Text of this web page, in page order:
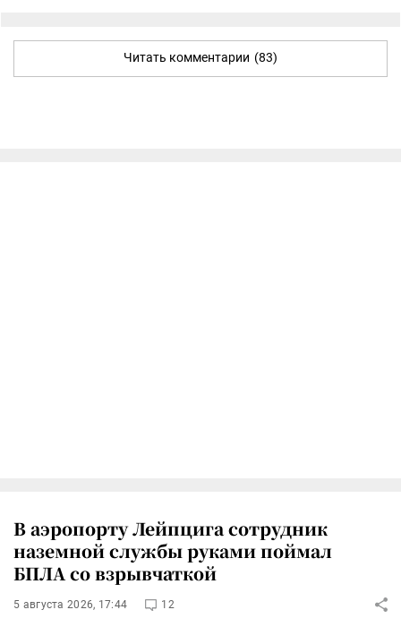
Читать комментарии (83)
В аэропорту Лейпцига сотрудник
наземной службы руками поймал
БПЛА со взрывчаткой
5 августа 2026, 17:44 12